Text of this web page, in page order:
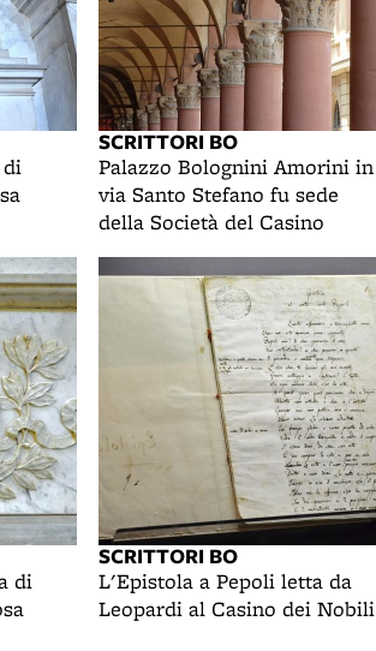
SCRITTORI BO
Palazzo Bolognini Amorini in
via Santo Stefano fu sede
della Società del Casino
di
SCRITTORI BO
L'Epistola a Pepoli letta da
Leopardi al Casino dei Nobili